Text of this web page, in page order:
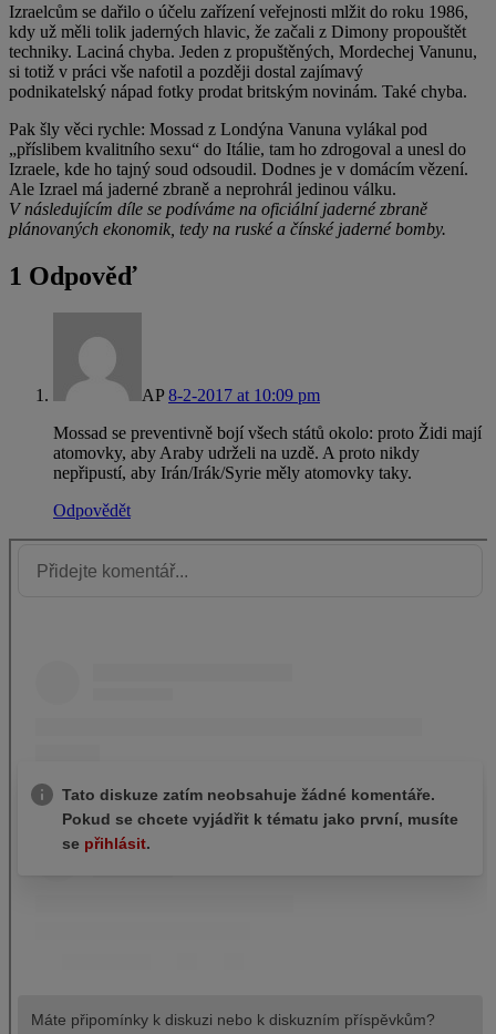
Izraelcům se dařilo o účelu zařízení veřejnosti mlžit do roku 1986,
kdy už měli tolik jaderných hlavic, že začali z Dimony propouštět
techniky. Laciná chyba. Jeden z propuštěných, Mordechej Vanunu,
si totiž v práci vše nafotil a později dostal zajímavý
podnikatelský nápad fotky prodat britským novinám. Také chyba.
Pak šly věci rychle: Mossad z Londýna Vanuna vylákal pod
„příslibem kvalitního sexu“ do Itálie, tam ho zdrogoval a unesl do
Izraele, kde ho tajný soud odsoudil. Dodnes je v domácím vězení.
Ale Izrael má jaderné zbraně a neprohrál jedinou válku.
V následujícím díle se podíváme na oficiální jaderné zbraně
plánovaných ekonomik, tedy na ruské a čínské jaderné bomby.
1 Odpověď
AP 8-2-2017 at 10:09 pm
Mossad se preventivně bojí všech států okolo: proto Židi mají
atomovky, aby Araby udrželi na uzdě. A proto nikdy
nepřipustí, aby Irán/Irák/Syrie měly atomovky taky.
Odpovědět